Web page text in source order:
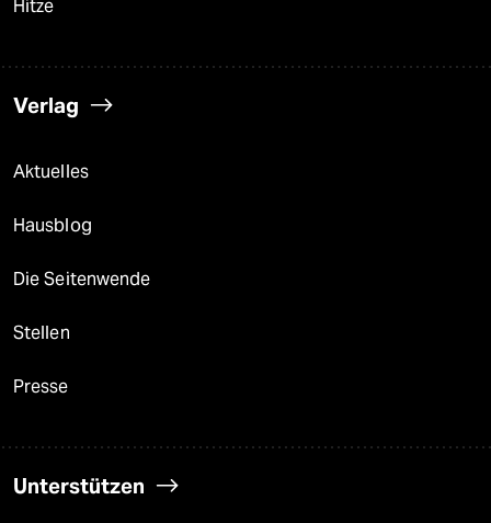
Hitze
Verlag
Aktuelles
Hausblog
Die Seitenwende
Stellen
Presse
Unterstützen